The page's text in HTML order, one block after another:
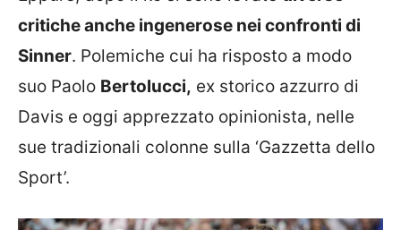
critiche anche ingenerose nei confronti di
Sinner. Polemiche cui ha risposto a modo
suo Paolo Bertolucci, ex storico azzurro di
Davis e oggi apprezzato opinionista, nelle
sue tradizionali colonne sulla ‘Gazzetta dello
Sport’.